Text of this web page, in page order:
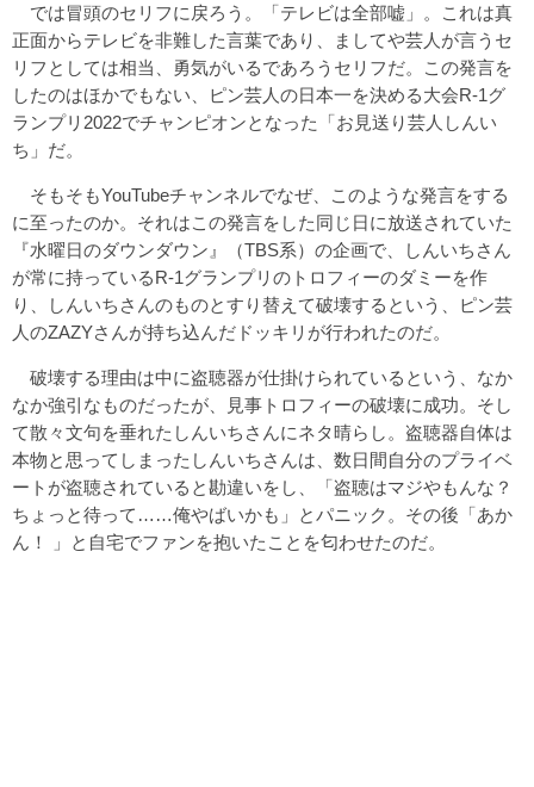
では冒頭のセリフに戻ろう。「テレビは全部嘘」。これは真
正面からテレビを非難した言葉であり、ましてや芸人が言うセ
リフとしては相当、勇気がいるであろうセリフだ。この発言を
したのはほかでもない、ピン芸人の日本一を決める大会R-1グ
ランプリ2022でチャンピオンとなった「お見送り芸人しんい
ち」だ。
そもそもYouTubeチャンネルでなぜ、このような発言をする
に至ったのか。それはこの発言をした同じ日に放送されていた
『水曜日のダウンダウン』（TBS系）の企画で、しんいちさん
が常に持っているR-1グランプリのトロフィーのダミーを作
り、しんいちさんのものとすり替えて破壊するという、ピン芸
人のZAZYさんが持ち込んだドッキリが行われたのだ。
破壊する理由は中に盗聴器が仕掛けられているという、なか
なか強引なものだったが、見事トロフィーの破壊に成功。そし
て散々文句を垂れたしんいちさんにネタ晴らし。盗聴器自体は
本物と思ってしまったしんいちさんは、数日間自分のプライベ
ートが盗聴されていると勘違いをし、「盗聴はマジやもんな？
ちょっと待って……俺やばいかも」とパニック。その後「あか
ん！ 」と自宅でファンを抱いたことを匂わせたのだ。